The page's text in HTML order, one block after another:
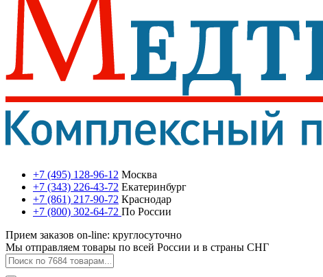
+7 (495) 128-96-12 Москва
+7 (343) 226-43-72 Екатеринбург
+7 (861) 217-90-72 Краснодар
+7 (800) 302-64-72 По России
Прием заказов on-line: круглосуточно
Мы отправляем товары по всей России и в страны СНГ